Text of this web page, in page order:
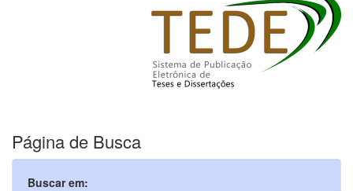
Página de Busca
Buscar em: